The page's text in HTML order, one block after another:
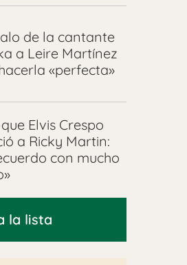
de la cantante
a Leire Martínez
«perfecta»
Elvis Crespo
a Ricky Martin:
con mucho
la lista